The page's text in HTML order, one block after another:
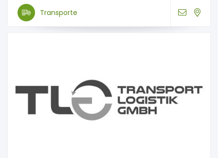
Transporte